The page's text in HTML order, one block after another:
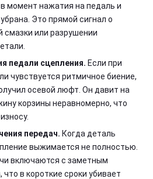
момент нажатия на педаль и
Это прямой сигнал о
смазки или разрушении
педали сцепления. Если при
чувствуется ритмичное биение,
осевой люфт. Он давит на
корзины неравномерно, что
передач. Когда деталь
выжимается не полностью.
включаются с заметным
в короткие сроки убивает